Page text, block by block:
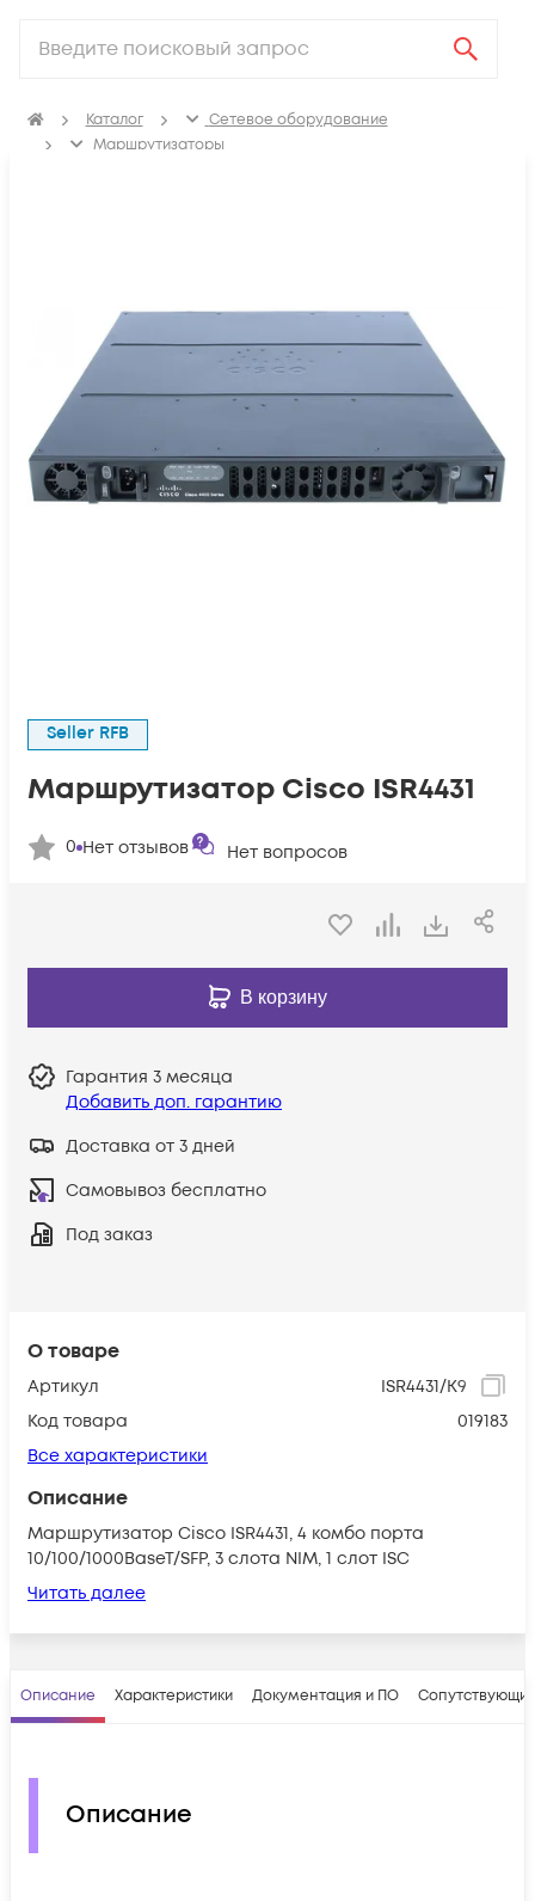
Каталог
Сетевое оборудование
Маршрутизаторы
О товаре
Артикул
ISR4431/K9
Код товара
019183
Все характеристики
Описание
Маршрутизатор Cisco ISR4431, 4 комбо порта
10/100/1000BaseT/SFP, 3 слота NIM, 1 слот ISC
Читать далее
Seller RFB
Маршрутизатор Cisco ISR4431
0 Нет отзывов Нет вопросов
В корзину
Гарантия 3 месяца
Добавить доп. гарантию
Доставка от 3 дней
Самовывоз бесплатно
Под заказ
Описание Характеристики Документация и ПО
Описание